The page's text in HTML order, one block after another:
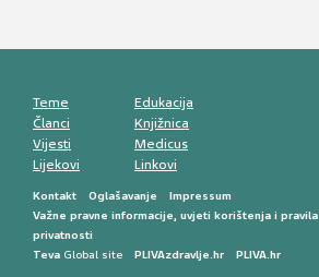
Teme
Članci
Vijesti
Lijekovi
Edukacija
Knjižnica
Medicus
Linkovi
Kontakt Oglašavanje
Impressum
Važne pravne informacije, uvjeti korištenja i pravila
privatnosti
Teva Global site PLIVAzdravlje.hr PLIVA.hr